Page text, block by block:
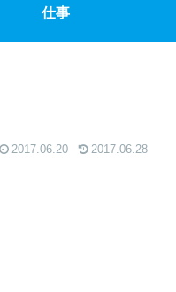
仕事
2017.06.20 2017.06.28